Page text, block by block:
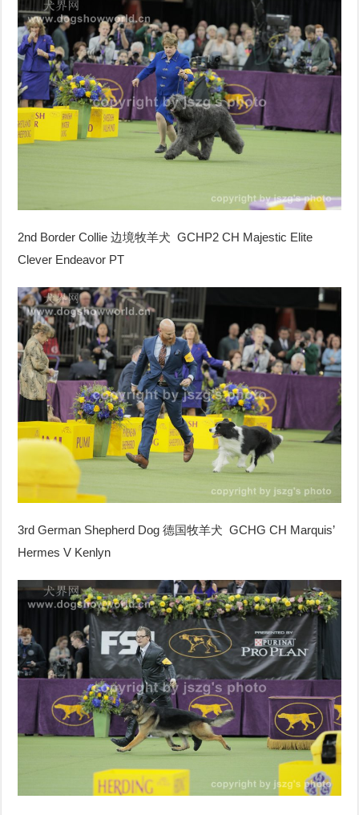
2nd Border Collie 边境牧羊犬 GCHP2 CH Majestic Elite
Clever Endeavor PT
3rd German Shepherd Dog 德国牧羊犬 GCHG CH Marquis’
Hermes V Kenlyn